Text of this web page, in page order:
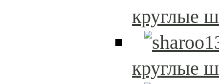
круглые
круглые